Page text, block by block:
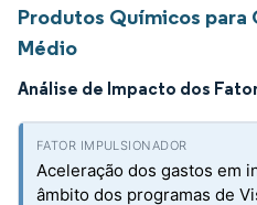
Produtos Químicos
Médio
Análise de Impacto dos
Aceleração dos gastos em
âmbito dos programas de